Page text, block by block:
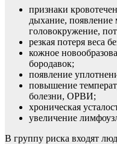
признаки
дыхание, появление
головокружение,
резкая потеря веса
кожное
бородавок;
появление
повышение
болезни, ОРВИ;
хроническая
увеличение
В группу риска входят